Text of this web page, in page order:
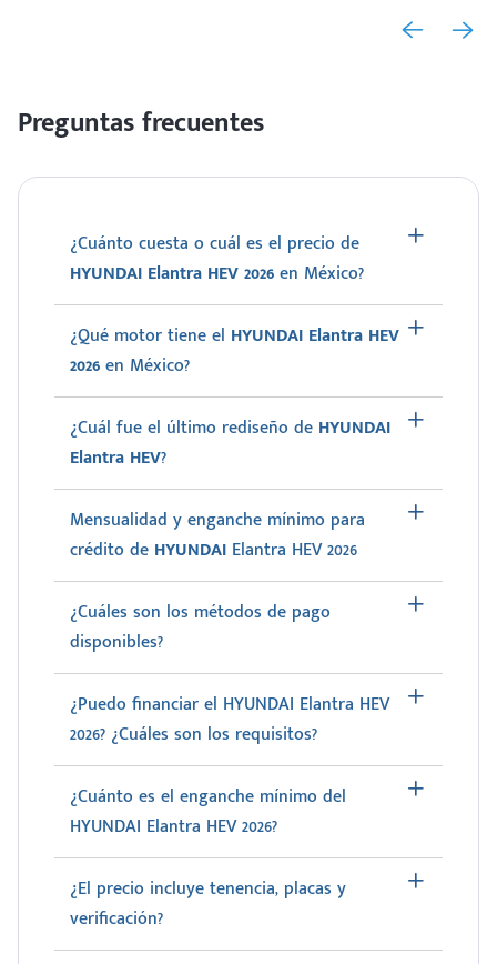
Preguntas frecuentes
¿Cuánto cuesta o cuál es el precio de
HYUNDAI Elantra HEV 2026en México?
¿Qué motor tiene el HYUNDAI Elantra HEV
2026en México?
¿Cuál fue el último rediseño de HYUNDAI
Elantra HEV?
Mensualidad y enganche mínimo para
crédito de HYUNDAI Elantra HEV 2026
¿Cuáles son los métodos de pago
disponibles?
¿Puedo financiar el HYUNDAI Elantra HEV
2026? ¿Cuáles son los requisitos?
¿Cuánto es el enganche mínimo del
HYUNDAI Elantra HEV 2026?
¿El precio incluye tenencia, placas y
verificación?